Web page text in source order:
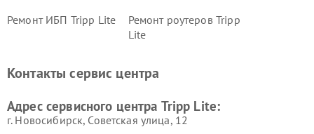
Ремонт ИБП Tripp Lite
Ремонт роутеров Tripp
Lite
Контакты сервис центра
Адрес сервисного центра Tripp Lite:
г. Новосибирск, Советская улица, 12